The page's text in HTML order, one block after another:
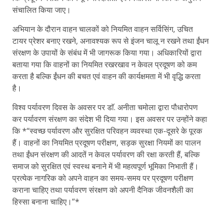
संचालित किया जाए।
अभियान के दौरान वाहन चालकों को नियमित वाहन सर्विसिंग, उचित
टायर प्रेशर बनाए रखने, अनावश्यक रूप से इंजन चालू न रखने तथा ईंधन
संरक्षण के उपायों के संबंध में भी जागरूक किया गया। अधिकारियों द्वारा
बताया गया कि वाहनों का नियमित रखरखाव न केवल प्रदूषण को कम
करता है बल्कि ईंधन की बचत एवं वाहन की कार्यक्षमता में भी वृद्धि करता
है।
विश्व पर्यावरण दिवस के अवसर पर डाॅ. अनीता चमोला द्वारा पौधारोपण
कर पर्यावरण संरक्षण का संदेश भी दिया गया। इस अवसर पर उन्होंने कहा
कि *“स्वच्छ पर्यावरण और सुरक्षित परिवहन व्यवस्था एक-दूसरे के पूरक
हैं। वाहनों का नियमित प्रदूषण परीक्षण, सड़क सुरक्षा नियमों का पालन
तथा ईंधन संरक्षण की आदतें न केवल पर्यावरण की रक्षा करती हैं, बल्कि
समाज को सुरक्षित एवं स्वस्थ बनाने में भी महत्वपूर्ण भूमिका निभाती हैं।
प्रत्येक नागरिक को अपने वाहन का समय-समय पर प्रदूषण परीक्षण
कराना चाहिए तथा पर्यावरण संरक्षण को अपनी दैनिक जीवनशैली का
हिस्सा बनाना चाहिए।”*